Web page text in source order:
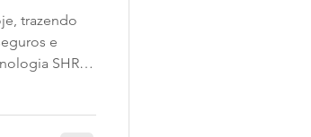
trazendo
e
SHR e